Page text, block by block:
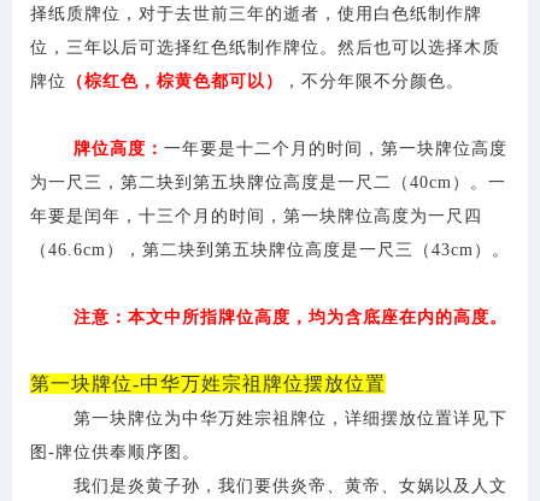
择纸质牌位，对于去世前三年的逝者，使用白色纸制作牌
位，三年以后可选择红色纸制作牌位。然后也可以选择木质
牌位
（棕红色，棕黄色都可以） ，不分年限不分颜色。
牌位高度： 一年要是十二个月的时间，第一块牌位高度
为一尺三，第二块到第五块牌位高度是一尺二（ 40cm）。一
年要是闰年，十三个月的时间，第一块牌位高度为一尺四
（46.6cm），第二块到第五块牌位高度是一尺三（43cm）。
注意：本文中所指牌位高度，均为含底座在内的高度。
第一块牌位-中华万姓宗祖牌位摆放位置
第一块牌位为中华万姓宗祖牌位，详细摆放位置详见下
图 -牌位供奉顺序图。
我们是炎黄子孙，我们要供炎帝、黄帝、女娲以及人文